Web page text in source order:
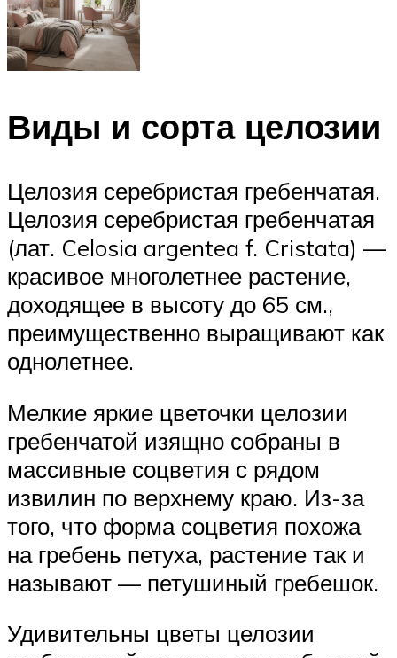
Виды и сорта целозии
Целозия серебристая гребенчатая.
Целозия серебристая гребенчатая
(лат. Celosia argentea f. Cristata) —
красивое многолетнее растение,
доходящее в высоту до 65 см.,
преимущественно выращивают как
однолетнее.
Мелкие яркие цветочки целозии
гребенчатой изящно собраны в
массивные соцветия с рядом
извилин по верхнему краю. Из-за
того, что форма соцветия похожа
на гребень петуха, растение так и
называют — петушиный гребешок.
Удивительны цветы целозии